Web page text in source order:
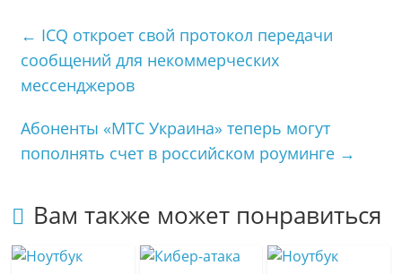
a
s
s
i
k
R
u
g
r
a
р
а
в
т
ь
← ICQ откроет свой протокол передачи
сообщений для некоммерческих
мессенджеров
Абоненты «МТС Украина» теперь могут
пополнять счет в российском роуминге →
Вам также может понравиться